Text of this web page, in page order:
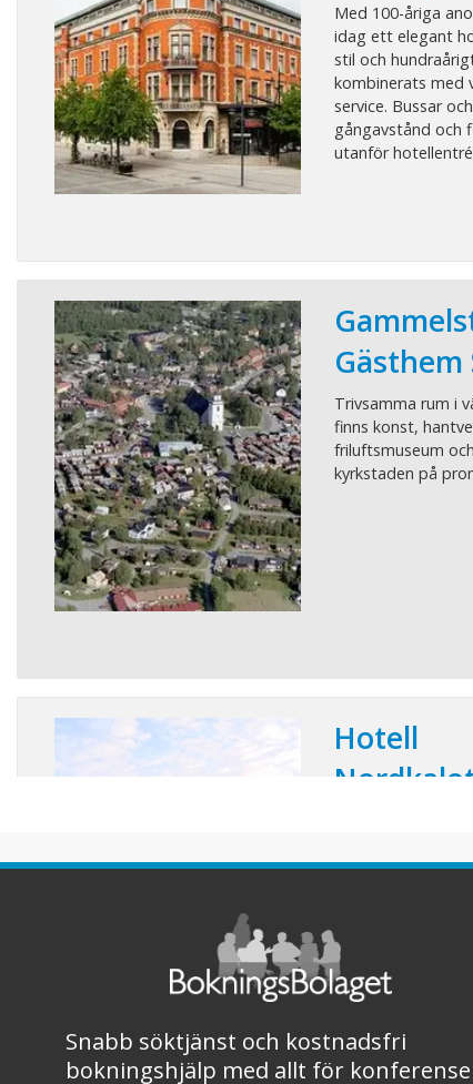
Med 100-åriga
idag ett elegant
stil och
kombinerats med
service. Bussar
gångavstånd och
utanför
Gästhem
Trivsamma rum i
finns konst,
friluftsmuseum
kyrkstaden på
Hotell
över en sjö,
Luleås
Airport. Hotellets
av tusenårig
värmande
Snabb söktjänst och kostnadsfri
bokningshjälp med allt för